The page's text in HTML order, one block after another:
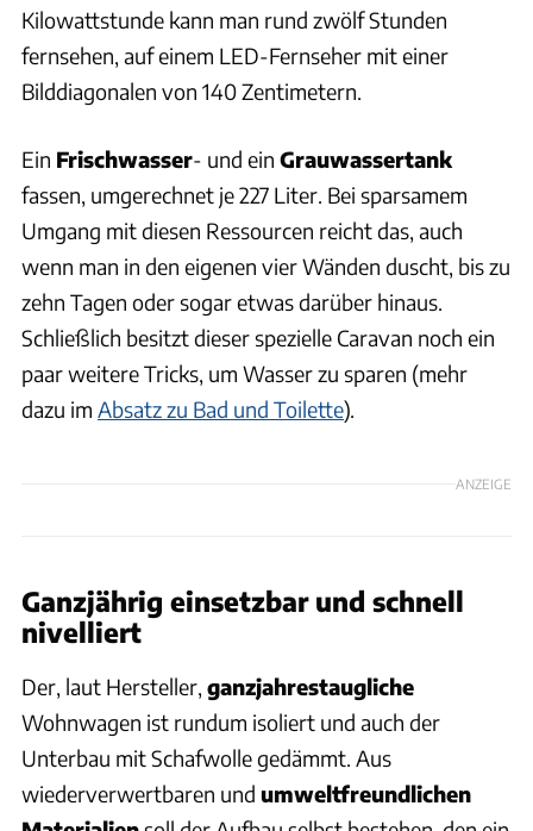
Kilowattstunde kann man rund zwölf Stunden
fernsehen, auf einem LED-Fernseher mit einer
Bilddiagonalen von 140 Zentimetern.
Ein Frischwasser- und ein Grauwassertank
fassen, umgerechnet je 227 Liter. Bei sparsamem
Umgang mit diesen Ressourcen reicht das, auch
wenn man in den eigenen vier Wänden duscht, bis zu
zehn Tagen oder sogar etwas darüber hinaus.
Schließlich besitzt dieser spezielle Caravan noch ein
paar weitere Tricks, um Wasser zu sparen (mehr
dazu im Absatz zu Bad und Toilette).
ANZEIGE
Ganzjährig einsetzbar und schnell
nivelliert
Der, laut Hersteller, ganzjahrestaugliche
Wohnwagen ist rundum isoliert und auch der
Unterbau mit Schafwolle gedämmt. Aus
wiederverwertbaren und umweltfreundlichen